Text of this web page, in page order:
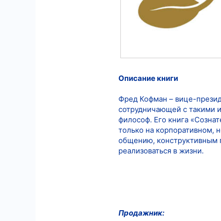
Описание книги
Фред Кофман – вице-
сотрудничающей с такими
философ. Его книга
только на корпоративном,
общению, конструктивным
реализоваться в жизни.
Продажник: